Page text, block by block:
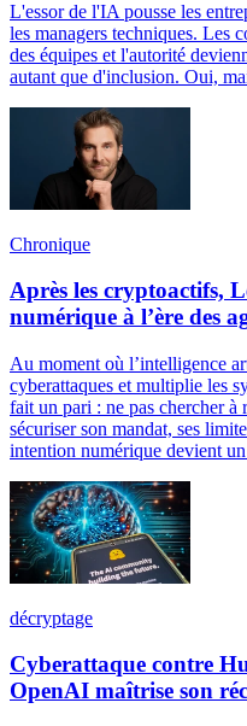
L'essor de l'IA pousse les
les managers techniques. Les
des équipes et l'autorité
autant que d'inclusion. Oui,
Chronique
Après les cryptoactifs,
numérique à l’ère des
Au moment où l’intelligence
cyberattaques et multiplie les
fait un pari : ne pas chercher
sécuriser son mandat, ses
intention numérique devient un
décryptage
Cyberattaque contre
OpenAI maîtrise son